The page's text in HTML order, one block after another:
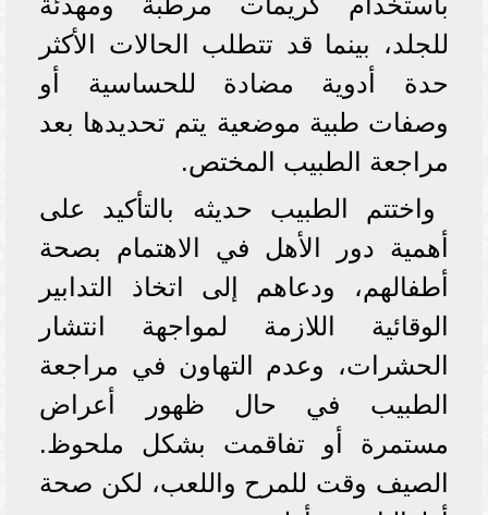
للجلد، بينما قد تتطلب الحالات الأكثر
حدة أدوية مضادة للحساسية أو
وصفات طبية موضعية يتم تحديدها بعد
مراجعة الطبيب المختص.
واختتم الطبيب حديثه بالتأكيد على
أهمية دور الأهل في الاهتمام بصحة
أطفالهم، ودعاهم إلى اتخاذ التدابير
الوقائية اللازمة لمواجهة انتشار
الحشرات، وعدم التهاون في مراجعة
الطبيب في حال ظهور أعراض
مستمرة أو تفاقمت بشكل ملحوظ.
الصيف وقت للمرح واللعب، لكن صحة